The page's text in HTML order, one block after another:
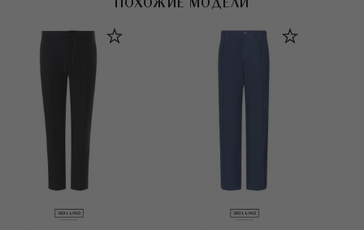
ПОХОЖИЕ МОДЕЛИ